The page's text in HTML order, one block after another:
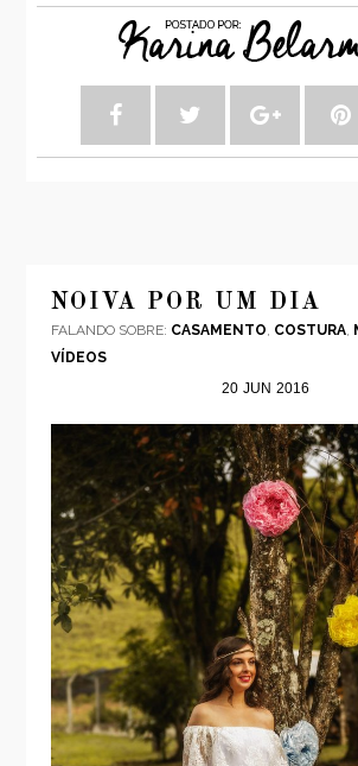
NOIVA POR UM DIA
FALANDO SOBRE: CASAMENTO COSTURA,
VÍDEOS
20 JUN 2016